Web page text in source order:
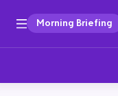
Morning Briefing